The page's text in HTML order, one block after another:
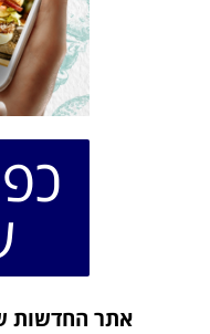
אתר החדשות